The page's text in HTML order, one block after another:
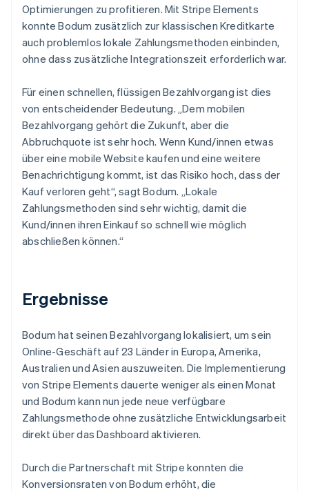
Optimierungen zu profitieren. Mit Stripe Elements
konnte Bodum zusätzlich zur klassischen Kreditkarte
auch problemlos lokale Zahlungsmethoden einbinden,
ohne dass zusätzliche Integrationszeit erforderlich war.
Für einen schnellen, flüssigen Bezahlvorgang ist dies
von entscheidender Bedeutung. „Dem mobilen
Bezahlvorgang gehört die Zukunft, aber die
Abbruchquote ist sehr hoch. Wenn Kund/innen etwas
über eine mobile Website kaufen und eine weitere
Benachrichtigung kommt, ist das Risiko hoch, dass der
Kauf verloren geht“, sagt Bodum. „Lokale
Zahlungsmethoden sind sehr wichtig, damit die
Kund/innen ihren Einkauf so schnell wie möglich
abschließen können.“
Ergebnisse
Bodum hat seinen Bezahlvorgang lokalisiert, um sein
Online-Geschäft auf 23 Länder in Europa, Amerika,
Australien und Asien auszuweiten. Die Implementierung
von Stripe Elements dauerte weniger als einen Monat
und Bodum kann nun jede neue verfügbare
Zahlungsmethode ohne zusätzliche Entwicklungsarbeit
direkt über das Dashboard aktivieren.
Durch die Partnerschaft mit Stripe konnten die
Konversionsraten von Bodum erhöht, die